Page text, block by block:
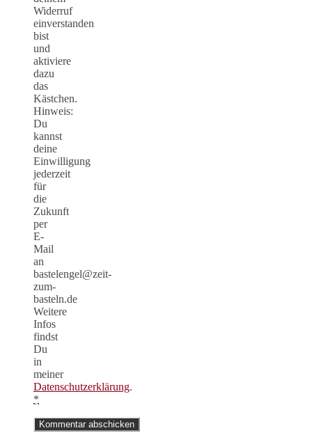
Widerruf
einverstanden
bist
und
aktiviere
dazu
das
Kästchen.
Hinweis:
Du
kannst
deine
Einwilligung
jederzeit
für
die
Zukunft
per
E-
Mail
an
bastelengel@zeit-
zum-
basteln.de
Weitere
Infos
findst
Du
in
meiner
Datenschutzerklärung.
*